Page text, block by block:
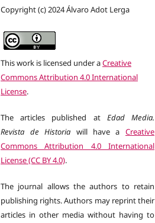
Copyright (c) 2024 Álvaro Adot Lerga
This work is licensed under aCreative
Commons Attribution 4.0 International
License.
The articles published at Edad Media.
Revista de Historia will have a Creative
Commons Attribution 4.0 International
License (CC BY 4.0).
The journal allows the authors to retain
publishing rights. Authors may reprint their
articles in other media without having to